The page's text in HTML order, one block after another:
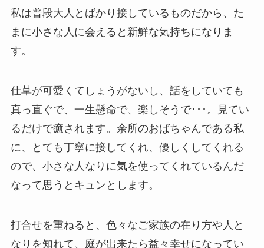
私は普段大人とばかり接しているものだから、た
まに小さな人に会えると新鮮な気持ちになりま
す。
仕草が可愛くてしょうがないし、話をしていても
真っ直ぐで、一生懸命で、楽しそうで･･･。見てい
るだけで癒されます。余所のおばちゃんである私
に、とても丁寧に接してくれ、優しくしてくれる
ので、小さな人なりに気を使ってくれているんだ
なって思うとキュンとします。
打合せを重ねると、色々なご家族の在り方や人と
なりを知れて、庭が出来たら益々幸せになってい